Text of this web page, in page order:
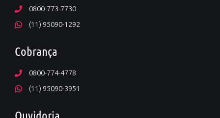
0800-773-7730
(11) 95090-1292
Cobrança
0800-774-4778
(11) 95090-3951